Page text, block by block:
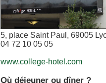
5, place Saint Paul, 69005
04 72 10 05 05
www.college-hotel.com
Où déjeuner ou dîner ?